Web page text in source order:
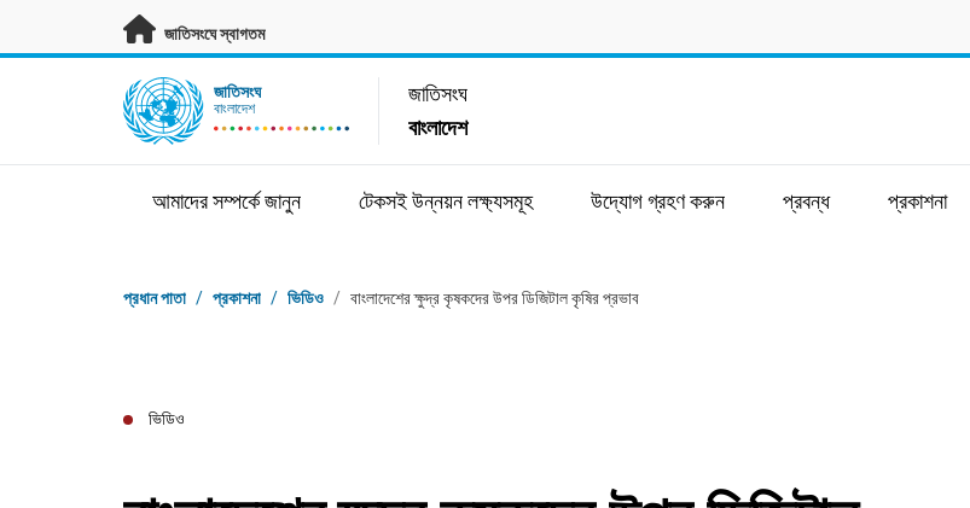
জাতিসংঘে স্বাগতম
UN Logo জাতিসংঘ
বাংলাদেশ
জাতিসংঘ
বাংলাদেশ
আমাদের সম্পর্কে জানুন টেকসই উন্নয়ন লক্ষ্যসমূহ উদ্যোগ গ্রহণ করুন প্রবন্ধ প্রকাশনা
ব্রেডক্রাম্ব
প্রধান পাতা / প্রকাশনা / ভিডিও / বাংলাদেশের ক্ষুদ্র কৃষকদের উপর ডিজিটাল কৃষির প্রভাব
ভিডিও